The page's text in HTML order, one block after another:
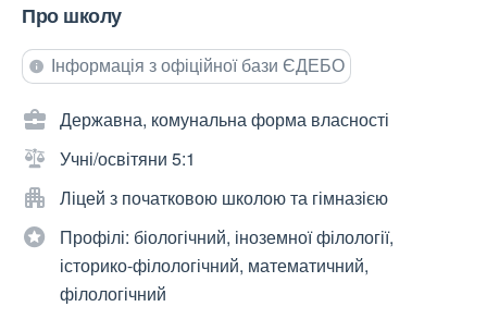
Про школу
Інформація з офіційної бази ЄДЕБО
Державна, комунальна форма власності
Учні/освітяни 5:1
Ліцей з початковою школою та гімназією
Профілі: біологічний, іноземної філології,
історико-філологічний, математичний,
філологічний